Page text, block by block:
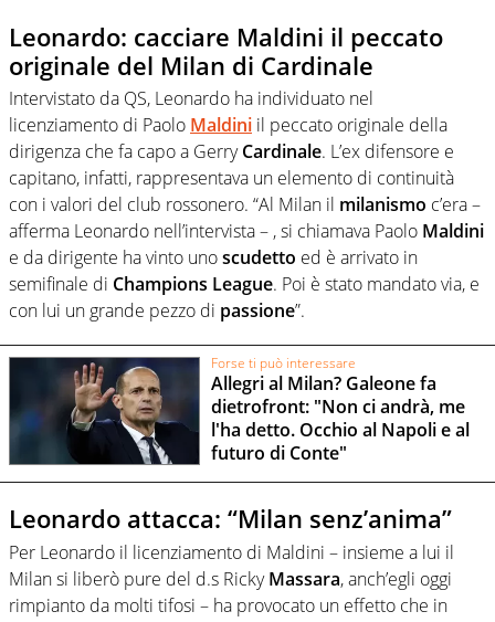
Leonardo: cacciare Maldini il peccato
originale del Milan di Cardinale
Intervistato da QS, Leonardo ha individuato nel
licenziamento di Paolo Maldini il peccato originale della
dirigenza che fa capo a GerryCardinale. L’ex difensore e
capitano, infatti, rappresentava un elemento di continuità
con i valori del club rossonero. “Al Milan il milanismo c’era –
afferma Leonardo nell’intervista – , si chiamava Paolo Maldini
e da dirigente ha vinto unoscudetto ed è arrivato in
semifinale di Champions League. Poi è stato mandato via, e
con lui un grande pezzo di passione”.
Forse ti può interessare
Allegri al Milan? Galeone fa
dietrofront: "Non ci andrà, me
l'ha detto. Occhio al Napoli e al
futuro di Conte"
Leonardo attacca: “Milan senz’anima”
Per Leonardo il licenziamento di Maldini – insieme a lui il
Milan si liberò pure del d.s RickyMassara, anch’egli oggi
rimpianto da molti tifosi – ha provocato un effetto che in